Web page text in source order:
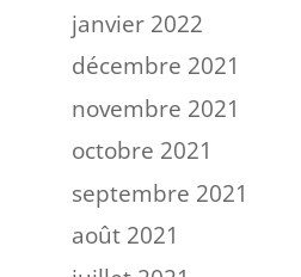
janvier 2022
décembre 2021
novembre 2021
octobre 2021
septembre 2021
août 2021